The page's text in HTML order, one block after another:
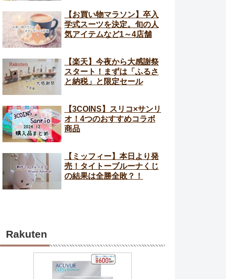
【お買い物マラソン】卒入
学式スーツを決定。旬の人
気アイテムなど1～4店舗
【楽天】今夜から大感謝祭
スタート！まずは「ふるさ
と納税」と限定セール
【3COINS】スリコ×サンリ
オ！4つのおすすめコラボ
商品
【ミッフィー】本日より発
売！タイトーブルーナくじ
の結果は全勝全敗？！
Rakuten